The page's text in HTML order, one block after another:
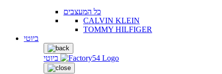
כל המעצבים
CALVIN KLEIN
TOMMY HILFIGER
ביוטי
ביוטי